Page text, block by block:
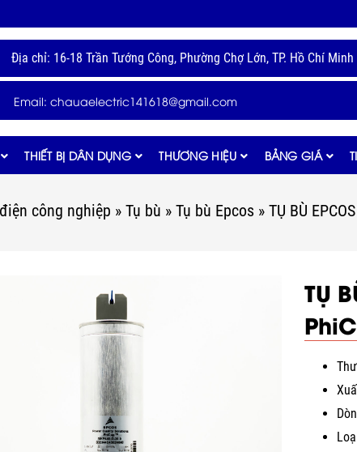
Địa chỉ: 16-18 Trần Tướng Công, Phường Chợ Lớn, TP. Hồ Chí Minh
Email: chauaelectric141618@gmail.com
THIẾT BỊ DÂN DỤNG THƯƠNG HIỆU BẢNG GIÁ
công nghiệp » Tụ bù » Tụ bù Epcos » TỤ BÙ
TỤ